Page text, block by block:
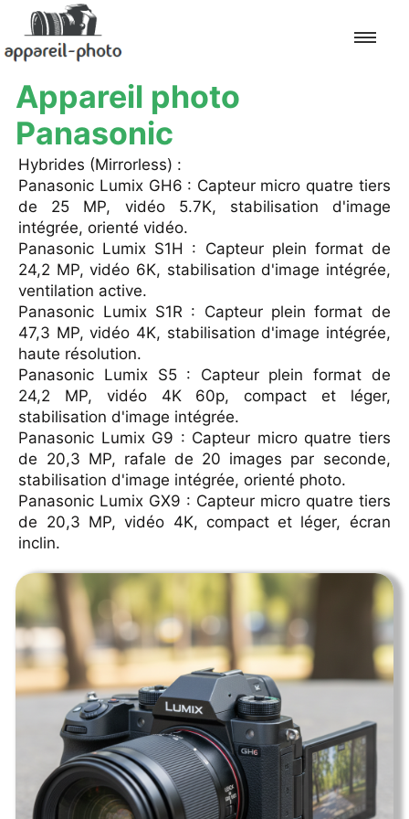
Nikon
Sony
Fujifilm
Olympus
Leica
Contact
Appareil photo
Panasonic
Hybrides (Mirrorless) :
Panasonic Lumix GH6 : Capteur micro quatre tiers
de 25 MP, vidéo 5.7K, stabilisation d'image
intégrée, orienté vidéo.
Panasonic Lumix S1H : Capteur plein format de
24,2 MP, vidéo 6K, stabilisation d'image intégrée,
ventilation active.
Panasonic Lumix S1R : Capteur plein format de
47,3 MP, vidéo 4K, stabilisation d'image intégrée,
haute résolution.
Panasonic Lumix S5 : Capteur plein format de
24,2 MP, vidéo 4K 60p, compact et léger,
stabilisation d'image intégrée.
Panasonic Lumix G9 : Capteur micro quatre tiers
de 20,3 MP, rafale de 20 images par seconde,
stabilisation d'image intégrée, orienté photo.
Panasonic Lumix GX9 : Capteur micro quatre tiers
de 20,3 MP, vidéo 4K, compact et léger, écran
inclin.